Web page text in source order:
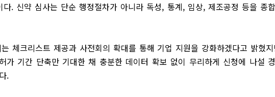
. 신약 심사는 단순 행정절차가 아니라 독성, 통계, 임상, 제조공정 등을 종
체크리스트 제공과 사전회의 확대를 통해 기업 지원을 강화하겠다고 밝혔
가 기간 단축만 기대한 채 충분한 데이터 확보 없이 무리하게 신청에 나설
.